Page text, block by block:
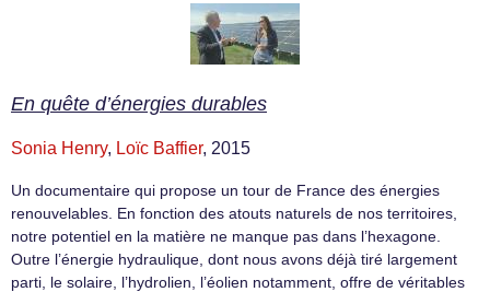
En quête d’énergies durables
Sonia Henry, Loïc Baffier, 2015
Un documentaire qui propose un tour de France des énergies
renouvelables. En fonction des atouts naturels de nos territoires,
notre potentiel en la matière ne manque pas dans l’hexagone.
Outre l’énergie hydraulique, dont nous avons déjà tiré largement
parti, le solaire, l’hydrolien, l’éolien notamment, offre de véritables